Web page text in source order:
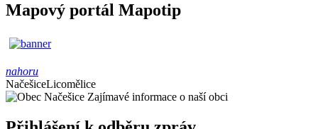
Mapový portál Mapotip
nahoru
NačešiceLicomělice
Zajímavé informace o naší obci